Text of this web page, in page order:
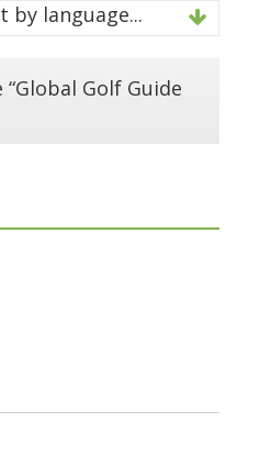
by language...
Golf Guide